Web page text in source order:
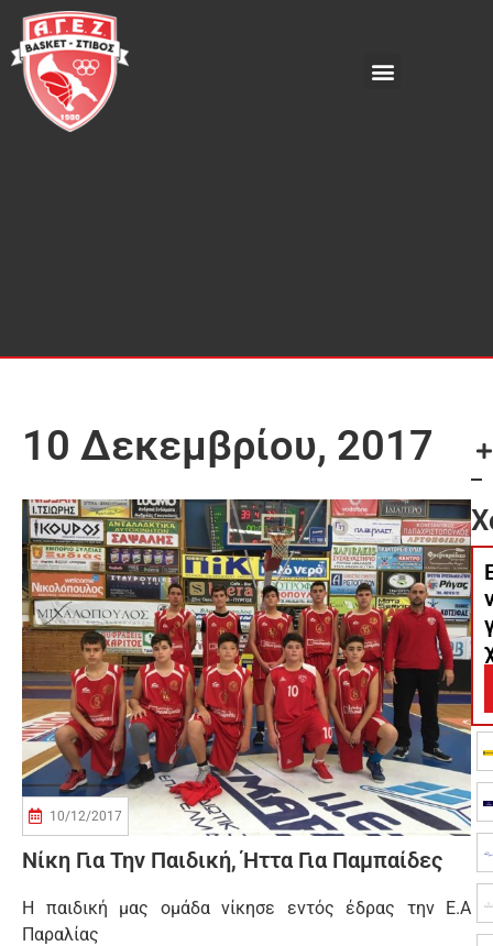
10 Δεκεμβρίου, 2017
10/12/2017
Νίκη Για Την Παιδική, Ήττα Για Παμπαίδες
Η παιδική μας ομάδα νίκησε εντός έδρας την Ε.Α
Παραλίας